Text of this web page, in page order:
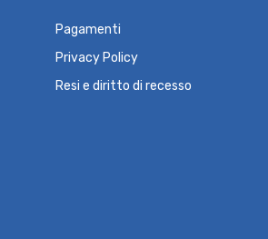
Pagamenti
Privacy Policy
Resi e diritto di recesso